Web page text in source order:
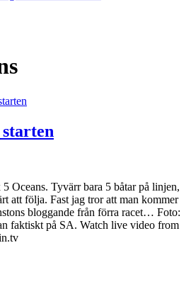
starten
Oceans. Tyvärr bara 5 båtar på linjen,
att följa. Fast jag tror att man kommer
bloggande från förra racet… Foto:
faktiskt på SA. Watch live video from